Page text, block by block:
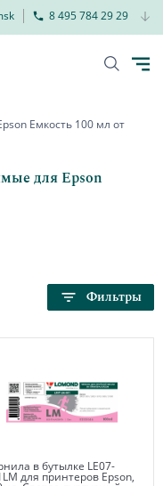
8 495 784 29 29
Емкость 100 мл от
для Epson
Фильтры
в бутылке LE07-
для принтеров Epson,